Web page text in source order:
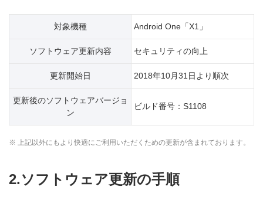
対象機種 Android One「X1」
ソフトウェア更新内容 セキュリティの向上
更新開始日 2018年10月31日より順次
更新後のソフトウェアバージョ
ン
ビルド番号：S1108
※ 上記以外にもより快適にご利用いただくための更新が含まれております。
2.ソフトウェア更新の手順